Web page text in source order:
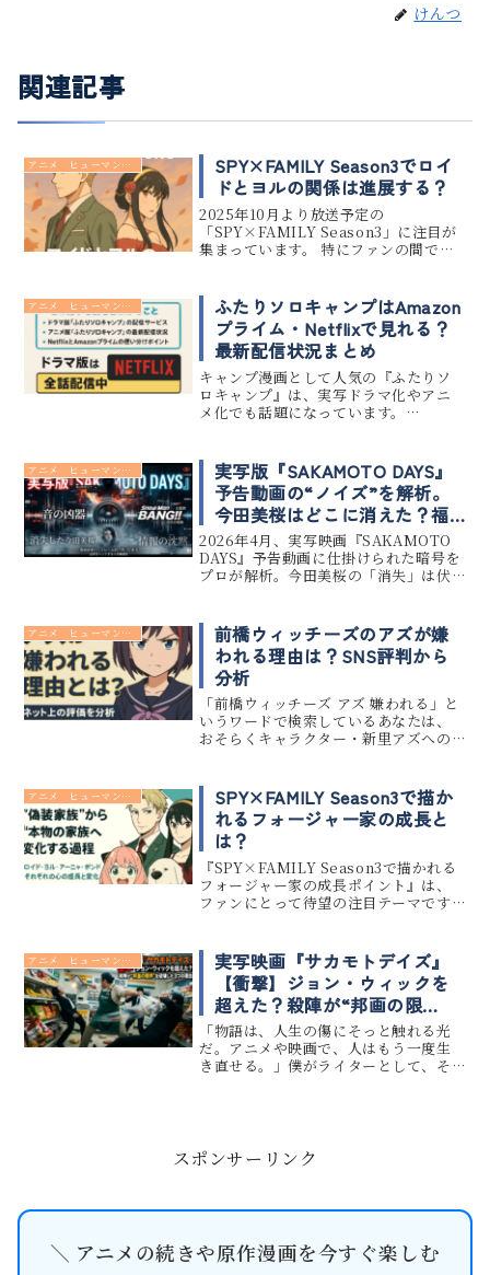
けんつ
関連記事
アニメ ヒューマンドラマ
SPY×FAMILY Season3でロイ
ドとヨルの関係は進展する？
2025年10月より放送予定の
「SPY×FAMILY Season3」に注目が
集まっています。 特にファンの間で気
回は、原作の展開やファンの考察をも
とに、「SPY×FAM...
アニメ ヒューマンドラマ
ふたりソロキャンプはAmazon
プライム・Netflixで見れる？
最新配信状況まとめ
キャンプ漫画として人気の『ふたりソ
ロキャンプ』は、実写ドラマ化やアニ
メ化でも話題になっています。
2025年8月時点での最新配信状況をま
とめました。 ドラマ版と...
アニメ ヒューマンドラマ
実写版『SAKAMOTO DAYS』
予告動画の“ノイズ”を解析。
今田美桜はどこに消えた？福
田監督が隠した「スラー役」
の正体とは。
2026年4月、実写映画『SAKAMOTO
DAYS』予告動画に仕掛けられた暗号を
プロが解析。今田美桜の「消失」は伏
「最後のピース」を現像（考察）す
る。
アニメ ヒューマンドラマ
前橋ウィッチーズのアズが嫌
われる理由は？SNS評判から
分析
「前橋ウィッチーズ アズ 嫌われる」と
いうワードで検索しているあなたは、
おそらくキャラクター・新里アズへの
ッチーズ』のアズがなぜ嫌われるの
か、その理由をネット上の評判や感...
アニメ ヒューマンドラマ
SPY×FAMILY Season3で描か
れるフォージャー家の成長と
は？
『SPY×FAMILY Season3で描かれる
フォージャー家の成長ポイント』は、
ファンにとって待望の注目テーマです。
え、より深い絆を築いていく姿が描か
れます。 今回は...
アニメ ヒューマンドラマ
実写映画『サカモトデイズ』
【衝撃】ジョン・ウィックを
超えた？殺陣が“邦画の限
界”を破壊した3つの理由
「物語は、人生の傷にそっと触れる光
だ。アニメや映画で、人はもう一度生
き直せる。」僕がライターとして、そ
は...
スポンサーリンク
＼ アニメの続きや原作漫画を今すぐ楽しむ